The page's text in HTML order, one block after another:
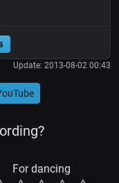
Update: 2013-08-02 00:43
For dancing